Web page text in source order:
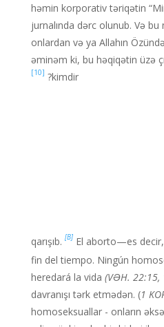
həmin korporativ təriqətin
jurnalında dərc olunub. Və bu
onlardan və ya Allahın
əminəm ki, bu həqiqətin üzə
kimdir?
[10]
qarışıb.
[B]El aborto—es decir,
fin del tiempo. Ningún
heredará la vida (VƏH. 22:15,
davranışı tərk etmədən. (1
homoseksuallar - onların